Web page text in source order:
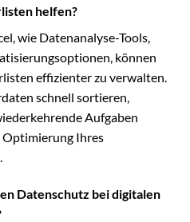
helfen?
wie Datenanalyse-Tools,
können
effizienter zu verwalten.
schnell sortieren,
Aufgaben
Optimierung Ihres
Datenschutz bei digitalen